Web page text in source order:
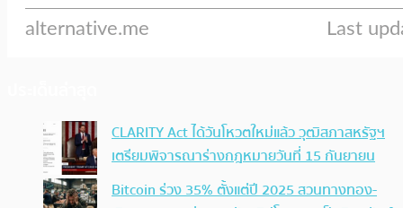
CLARITY Act ได้วันโหวตใหม่แล้ว วุฒิสภาสหรัฐฯ
เตรียมพิจารณาร่างกฎหมายวันที่ 15 กันยายน
Bitcoin ร่วง 35% ตั้งแต่ปี 2025 สวนทางทอง-